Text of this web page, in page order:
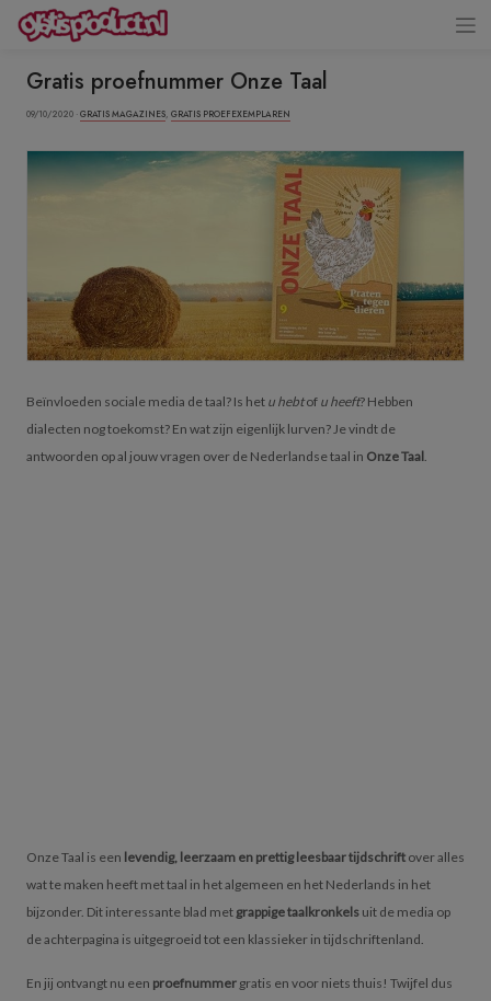
Gratis proefnummer Onze Taal
09/10/2020 ·GRATIS MAGAZINES, GRATIS PROEFEXEMPLAREN
Beïnvloeden sociale media de taal? Is het u hebtof u heeft? Hebben
dialecten nog toekomst? En wat zijn eigenlijk lurven? Je vindt de
antwoorden op al jouw vragen over de Nederlandse taal in Onze Taal.
Onze Taal is een levendig, leerzaam en prettig leesbaar tijdschrift over alles
wat te maken heeft met taal in het algemeen en het Nederlands in het
bijzonder. Dit interessante blad met grappige taalkronkels uit de media op
de achterpagina is uitgegroeid tot een klassieker in tijdschriftenland.
En jij ontvangt nu een proefnummer gratis en voor niets thuis! Twijfel dus